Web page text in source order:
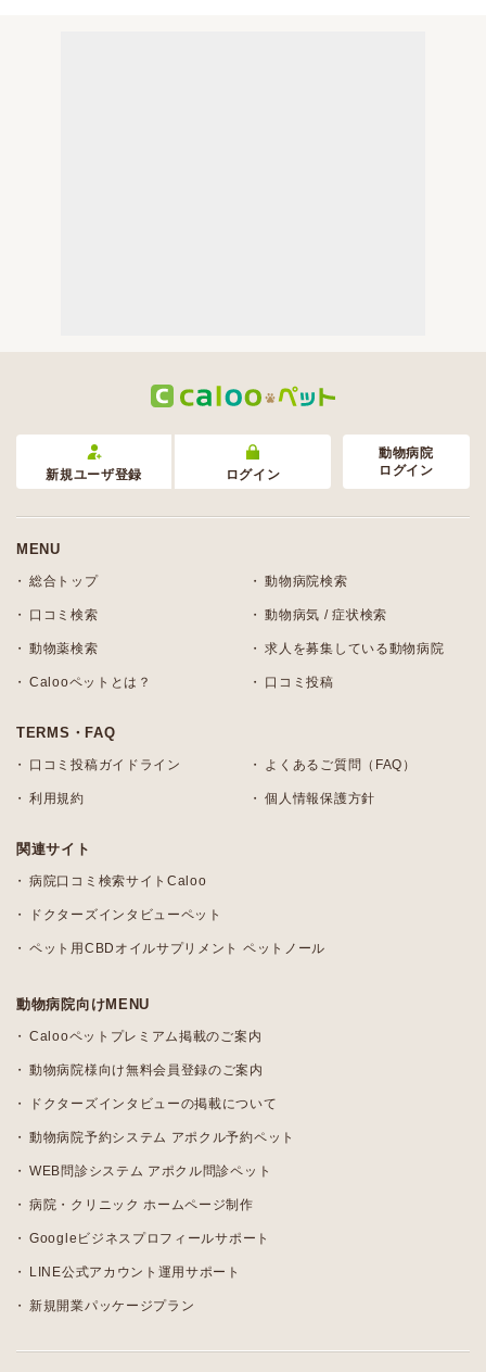
新規ユーザ登録 ログイン
動物病院
ログイン
MENU
総合トップ 動物病院検索
口コミ検索 動物病気 / 症状検索
動物薬検索 求人を募集している動物病院
Calooペットとは？ 口コミ投稿
TERMS・FAQ
口コミ投稿ガイドライン よくあるご質問（FAQ）
利用規約 個人情報保護方針
関連サイト
病院口コミ検索サイトCaloo
ドクターズインタビューペット
ペット用CBDオイルサプリメント ペットノール
動物病院向けMENU
Calooペットプレミアム掲載のご案内
動物病院様向け無料会員登録のご案内
ドクターズインタビューの掲載について
動物病院予約システム アポクル予約ペット
WEB問診システム アポクル問診ペット
病院・クリニック ホームページ制作
Googleビジネスプロフィールサポート
LINE公式アカウント運用サポート
新規開業パッケージプラン